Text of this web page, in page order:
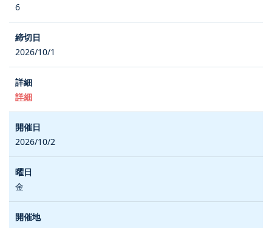
6
2026/10/1
詳細
2026/10/2
金